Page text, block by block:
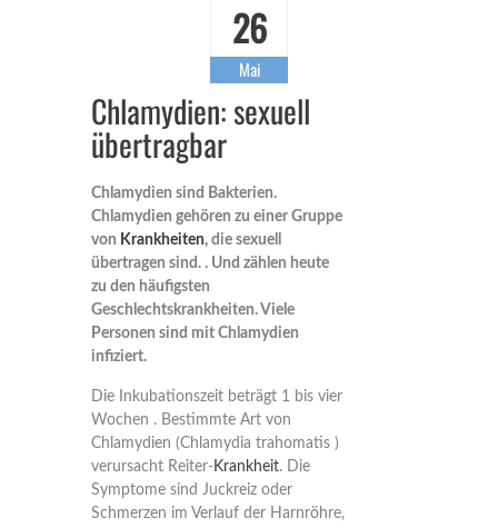
26
Mai
Chlamydien: sexuell
übertragbar
Chlamydien sind Bakterien.
Chlamydien gehören zu einer Gruppe
von Krankheiten, die sexuell
übertragen sind. . Und zählen heute
zu den häufigsten
Geschlechtskrankheiten. Viele
Personen sind mit Chlamydien
infiziert.
Die Inkubationszeit beträgt 1 bis vier
Wochen . Bestimmte Art von
Chlamydien (Chlamydia trahomatis )
verursacht Reiter-Krankheit. Die
Symptome sind Juckreiz oder
Schmerzen im Verlauf der Harnröhre,